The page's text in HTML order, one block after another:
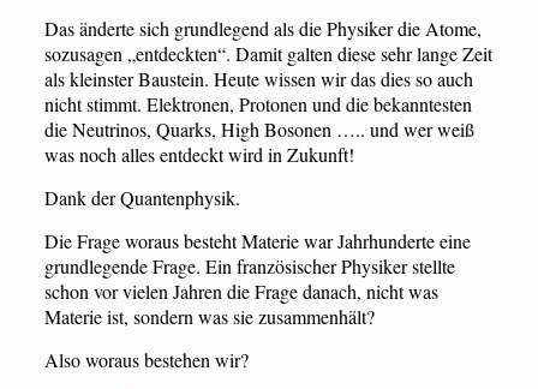
Das änderte sich grundlegend als die Physiker die Atome,
sozusagen „entdeckten“. Damit galten diese sehr lange Zeit
als kleinster Baustein. Heute wissen wir das dies so auch
nicht stimmt. Elektronen, Protonen und die bekanntesten
die Neutrinos, Quarks, High Bosonen ….. und wer weiß
was noch alles entdeckt wird in Zukunft!
Dank der Quantenphysik.
Die Frage woraus besteht Materie war Jahrhunderte eine
grundlegende Frage. Ein französischer Physiker stellte
schon vor vielen Jahren die Frage danach, nicht was
Materie ist, sondern was sie zusammenhält?
Also woraus bestehen wir?